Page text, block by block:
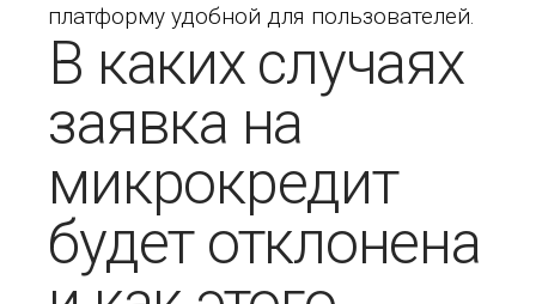
платформу удобной для пользователей.
В каких случаях
заявка на
микрокредит
будет отклонена